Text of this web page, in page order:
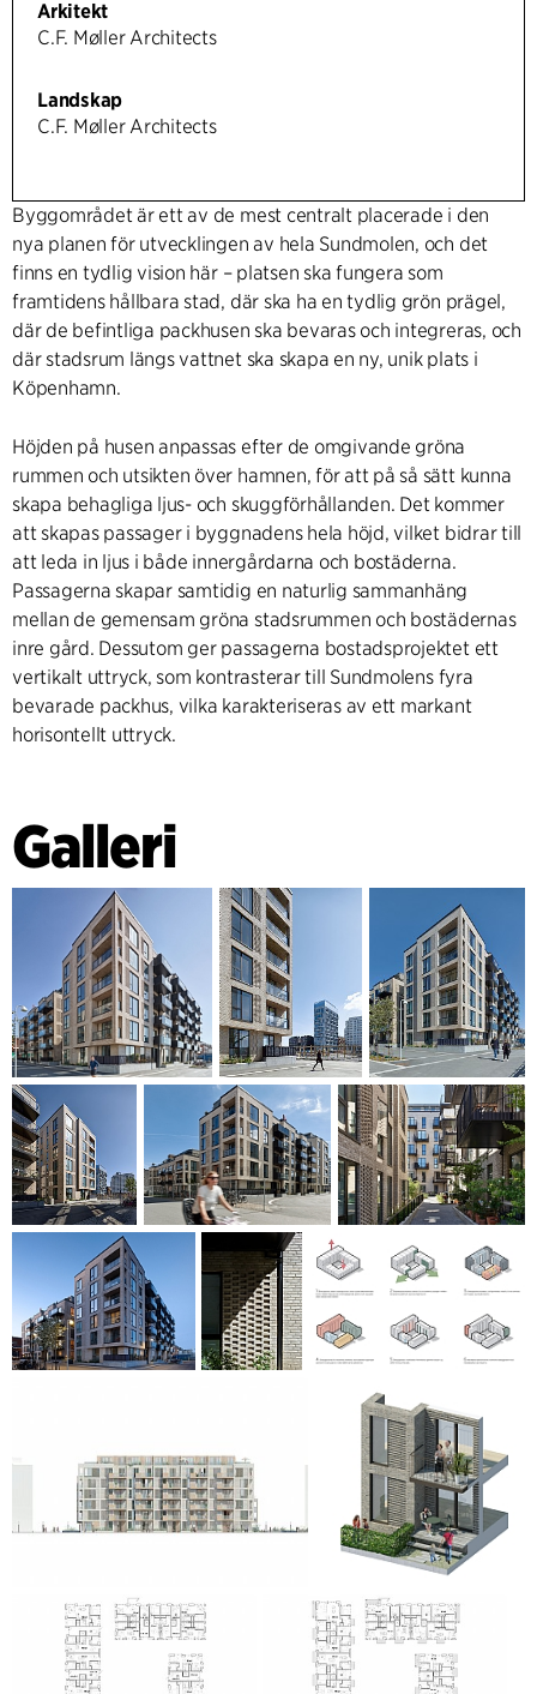
Arkitekt
C.F. Møller Architects
Landskap
C.F. Møller Architects
Byggområdet är ett av de mest centralt placerade i den
nya planen för utvecklingen av hela Sundmolen, och det
finns en tydlig vision här – platsen ska fungera som
framtidens hållbara stad, där ska ha en tydlig grön prägel,
där de befintliga packhusen ska bevaras och integreras, och
där stadsrum längs vattnet ska skapa en ny, unik plats i
Köpenhamn.
Höjden på husen anpassas efter de omgivande gröna
rummen och utsikten över hamnen, för att på så sätt kunna
skapa behagliga ljus- och skuggförhållanden. Det kommer
att skapas passager i byggnadens hela höjd, vilket bidrar till
att leda in ljus i både innergårdarna och bostäderna.
Passagerna skapar samtidig en naturlig sammanhäng
mellan de gemensam gröna stadsrummen och bostädernas
inre gård. Dessutom ger passagerna bostadsprojektet ett
vertikalt uttryck, som kontrasterar till Sundmolens fyra
bevarade packhus, vilka karakteriseras av ett markant
horisontellt uttryck.
Galleri